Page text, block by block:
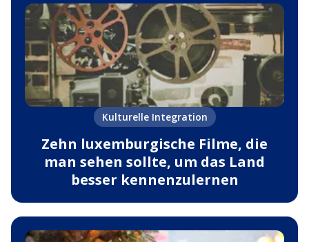
Kulturelle Integration
Zehn luxemburgische Filme, die
man sehen sollte, um das Land
besser kennenzulernen